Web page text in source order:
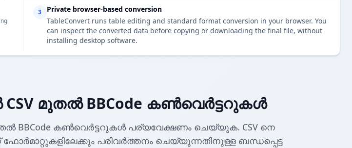
3
Private browser-based conversion
TableConvert runs table editing and standard format conversion in your browser. You
can inspect the converted data before copying or downloading the final file, without
installing desktop software.
മുതൽ BBCode കൺവെർട്ടറുകൾ
BBCode കൺവെർട്ടറുകൾ പര്യവേക്ഷണം ചെയ്യുക. CSV നെ
ഫോർമാറ്റുകളിലേക്കും പരിവർത്തനം ചെയ്യുന്നതിനുള്ള ബന്ധപ്പെട്ട